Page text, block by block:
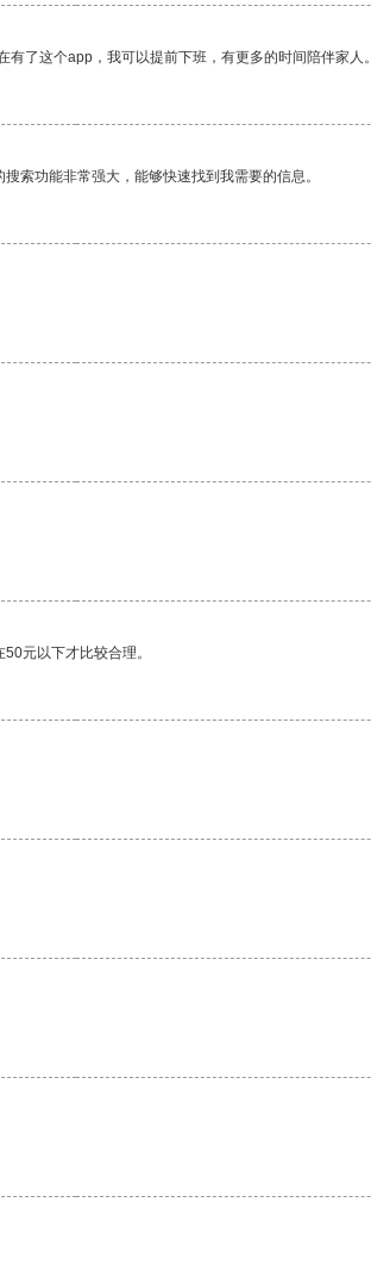
了这个app，我可以提前下班，有更多的时间陪伴家人。
索功能非常强大，能够快速找到我需要的信息。
元以下才比较合理。